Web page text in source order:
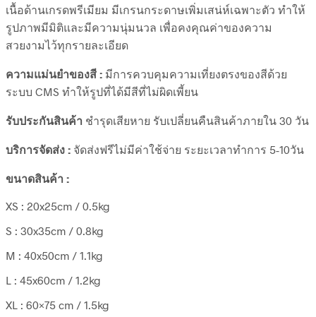
เนื้อด้านเกรดพรีเมียม มีเกรนกระดาษเพิ่มเสน่ห์เฉพาะตัว ทำให้
รูปภาพมีมิติและมีความนุ่มนวล เพื่อคงคุณค่าของความ
สวยงามไว้ทุกรายละเอียด
ความแม่นยำของสี : มีการควบคุมความเที่ยงตรงของสีด้วย
ระบบ CMS ทำให้รูปที่ได้มีสีที่ไม่ผิดเพี้ยน
รับประกันสินค้า ชำรุดเสียหาย รับเปลี่ยนคืนสินค้าภายใน 30 วัน
บริการจัดส่ง : จัดส่งฟรีไม่มีค่าใช้จ่าย ระยะเวลาทำการ 5-10วัน
ขนาดสินค้า :
XS : 20x25cm / 0.5kg
S : 30x35cm / 0.8kg
M : 40x50cm / 1.1kg
L : 45x60cm / 1.2kg
XL : 60×75 cm / 1.5kg